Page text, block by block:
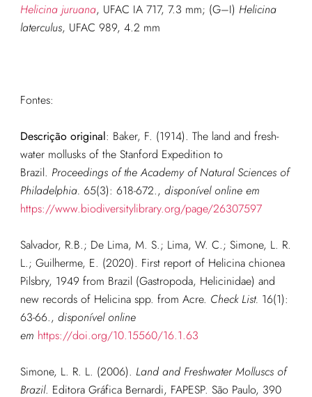
Helicina juruana, UFAC IA 717, 7.3 mm; (G–I) Helicina
laterculus, UFAC 989, 4.2 mm
Fontes:
Descrição original: Baker, F. (1914). The land and fresh-
water mollusks of the Stanford Expedition to
Brazil. Proceedings of the Academy of Natural Sciences of
Philadelphia. 65(3): 618-672., disponível online em
https://www.biodiversitylibrary.org/page/26307597
Salvador, R.B.; De Lima, M. S.; Lima, W. C.; Simone, L. R.
L.; Guilherme, E. (2020). First report of Helicina chionea
Pilsbry, 1949 from Brazil (Gastropoda, Helicinidae) and
new records of Helicina spp. from Acre. Check List. 16(1):
63-66., disponível online
em https://doi.org/10.15560/16.1.63
Simone, L. R. L. (2006). Land and Freshwater Molluscs of
Brazil. Editora Gráfica Bernardi, FAPESP. São Paulo, 390